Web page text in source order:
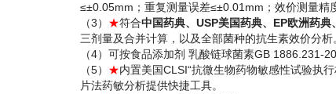
≤±0.05mm；重复测量误差≤±0.01mm；效价测量精
（3） ★符合中国药典、USP美国药典、EP欧洲药
三剂量及合并计算，以及全部菌种的抗生素效价分析
（4）可按食品添加剂 乳酸链球菌素GB 1886.231-
（5） ★内置美国CLSI“抗微生物药物敏感性试验执
片法药敏分析提供快捷工具。